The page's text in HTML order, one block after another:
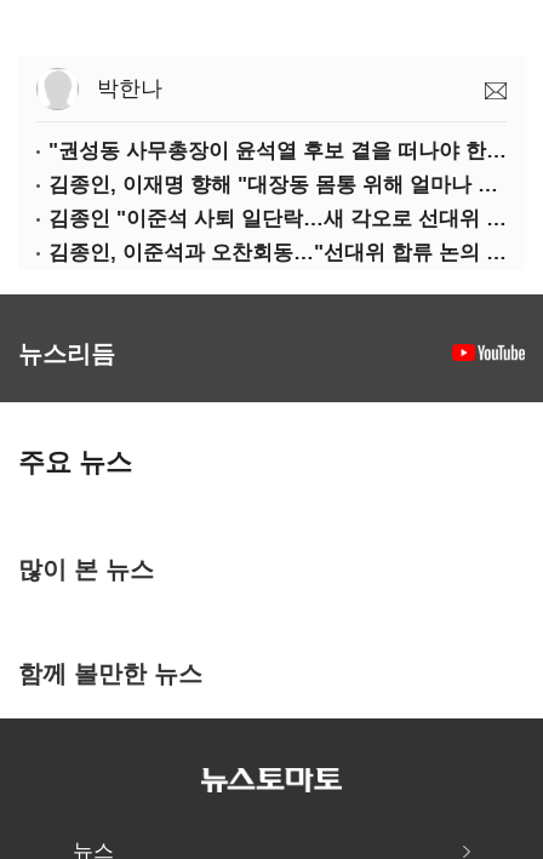
박한나
"권성동 사무총장이 윤석열 후보 곁을 떠나야 한다"
김종인, 이재명 향해 "대장동 몸통 위해 얼마나 죽어야 하나"
김종인 "이준석 사퇴 일단락…새 각오로 선대위 꾸리겠다"
김종인, 이준석과 오찬회동…"선대위 합류 논의 없었다"(종합)
뉴스리듬
주요 뉴스
많이 본 뉴스
함께 볼만한 뉴스
뉴스